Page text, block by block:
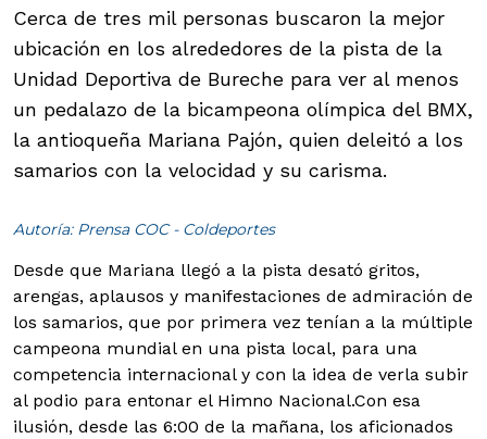
Cerca de tres mil personas buscaron la mejor
ubicación en los alrededores de la pista de la
Unidad Deportiva de Bureche para ver al menos
un pedalazo de la bicampeona olímpica del BMX,
la antioqueña Mariana Pajón, quien deleitó a los
samarios con la velocidad y su carisma.
Autoría: Prensa COC - Coldeportes
Desde que Mariana llegó a la pista desató gritos,
arengas, aplausos y manifestaciones de admiración de
los samarios, que por primera vez tenían a la múltiple
campeona mundial en una pista local, para una
competencia internacional y con la idea de verla subir
al podio para entonar el Himno Nacional.Con esa
ilusión, desde las 6:00 de la mañana, los aficionados